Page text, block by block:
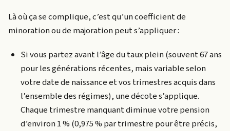
Là où ça se complique, c’est qu’un coefficient de
minoration ou de majoration peut s’appliquer :
Si vous partez avant l’âge du taux plein (souvent 67 ans
pour les générations récentes, mais variable selon
votre date de naissance et vos trimestres acquis dans
l’ensemble des régimes), une décote s’applique.
Chaque trimestre manquant diminue votre pension
d’environ 1 % (0,975 % par trimestre pour être précis,